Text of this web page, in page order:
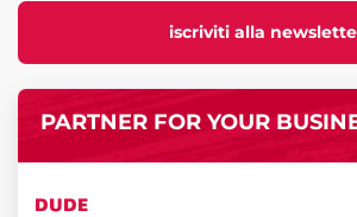
iscriviti alla
PARTNER FOR YOUR
DUDE